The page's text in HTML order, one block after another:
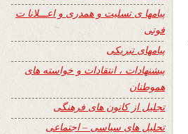
پیامها ی تسلیت و همدری و اعـــلانا ت
فوتی
پیامهای تبریکی
پیشنهادات ، انتقادات و خواسته های
هموطنان
تجلیل از کانون های فرهنگی
تحلیل های سیاسی – اجتماعی